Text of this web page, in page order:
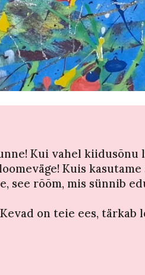
Kui vahel kiidusõnu
Kuis kasutame
see rõõm, mis sünnib
on teie ees, tärkab